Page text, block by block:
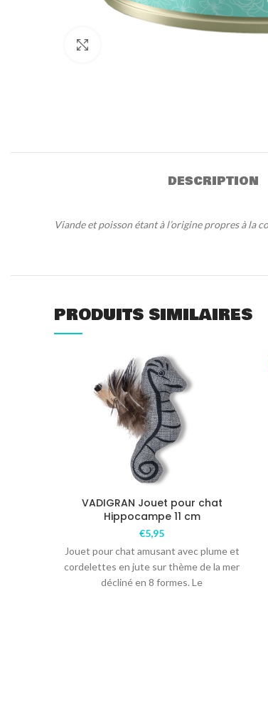
DESCRIPTION
Viande et poisson étant à l’origine propres à la
PRODUITS SIMILAIRES
VADIGRAN Jouet pour chat
Hippocampe 11 cm
€5,95
Jouet pour chat amusant avec plume et
cordelettes en jute sur thème de la mer
décliné en 8 formes. Le